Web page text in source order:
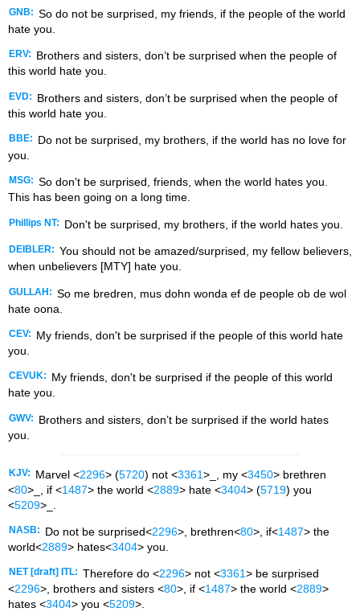
GNB: So do not be surprised, my friends, if the people of the world
hate you.
ERV:
Brothers and sisters, don’t be surprised when the people of
this world hate you.
EVD:
Brothers and sisters, don’t be surprised when the people of
this world hate you.
BBE:
Do not be surprised, my brothers, if the world has no love for
you.
MSG: So don't be surprised, friends, when the world hates you.
This has been going on a long time.
Phillips NT: Don't be surprised, my brothers, if the world hates you.
DEIBLER: You should not be amazed/surprised, my fellow believers,
when unbelievers [MTY] hate you.
GULLAH: So me bredren, mus dohn wonda ef de people ob de wol
hate oona.
CEV:
My friends, don't be surprised if the people of this world hate
you.
CEVUK:
My friends, don't be surprised if the people of this world
hate you.
GWV:
Brothers and sisters, don’t be surprised if the world hates
you.
KJV: Marvel <2296> (5720) not <3361>_, my <3450> brethren
<80>_, if <1487> the world <2889> hate <3404> (5719) you
<5209>_.
NASB: Do not be surprised<2296>, brethren<80>, if<1487> the
world<2889> hates<3404> you.
NET [draft] ITL: Therefore do <2296> not <3361> be surprised
<2296>, brothers and sisters <80>, if <1487> the world <2889>
hates <3404> you <5209>.